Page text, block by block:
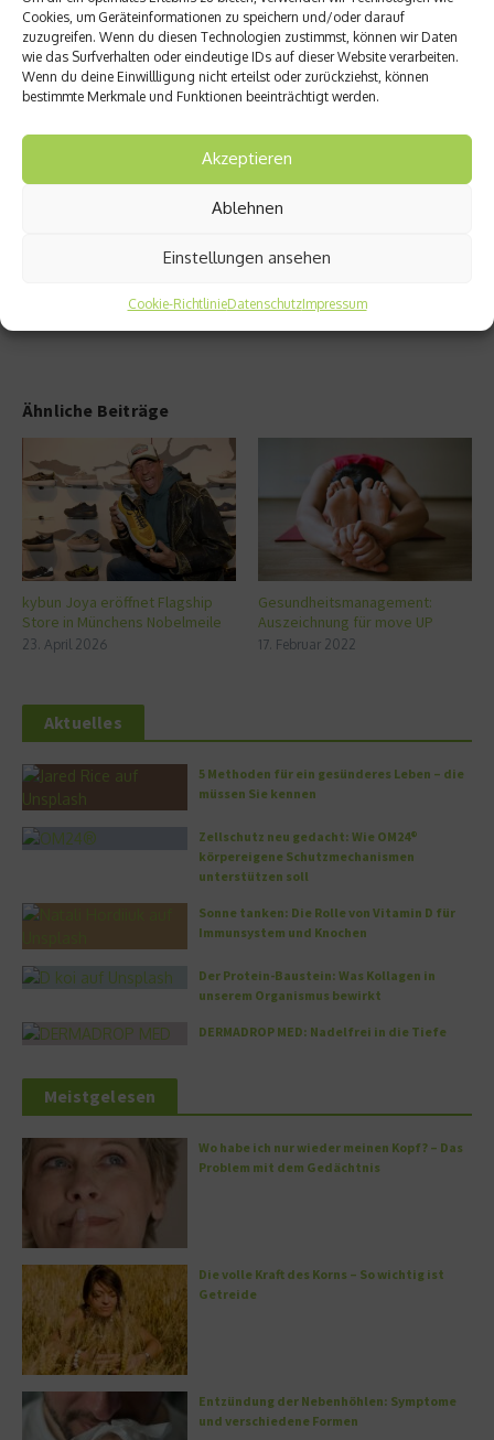
Cookies, um Geräteinformationen zu speichern und/oder darauf
zuzugreifen. Wenn du diesen Technologien zustimmst, können wir Daten
wie das Surfverhalten oder eindeutige IDs auf dieser Website verarbeiten.
Wenn du deine Einwillligung nicht erteilst oder zurückziehst, können
bestimmte Merkmale und Funktionen beeinträchtigt werden.
Akzeptieren
Ablehnen
Einstellungen ansehen
Cookie-RichtlinieDatenschutzImpressum
II – ein
Überbl
ick
über
die
g von
Gewür
zen
und
en
Haut –
Tipps
wie Sie
gerade
im
dieses
wichti
ge
Organ
n
Ähnliche Beiträge
kybun Joya eröffnet Flagship
Store in Münchens Nobelmeile
23. April 2026
Gesundheitsmanagement:
Auszeichnung für move UP
17. Februar 2022
Aktuelles
5 Methoden für ein gesünderes Leben – die
müssen Sie kennen
Zellschutz neu gedacht: Wie OM24®
körpereigene Schutzmechanismen
unterstützen soll
Sonne tanken: Die Rolle von Vitamin D für
Immunsystem und Knochen
Der Protein-Baustein: Was Kollagen in
unserem Organismus bewirkt
DERMADROP MED: Nadelfrei in die Tiefe
Meistgelesen
Wo habe ich nur wieder meinen Kopf? – Das
Problem mit dem Gedächtnis
Die volle Kraft des Korns – So wichtig ist
Getreide
Entzündung der Nebenhöhlen: Symptome
und verschiedene Formen